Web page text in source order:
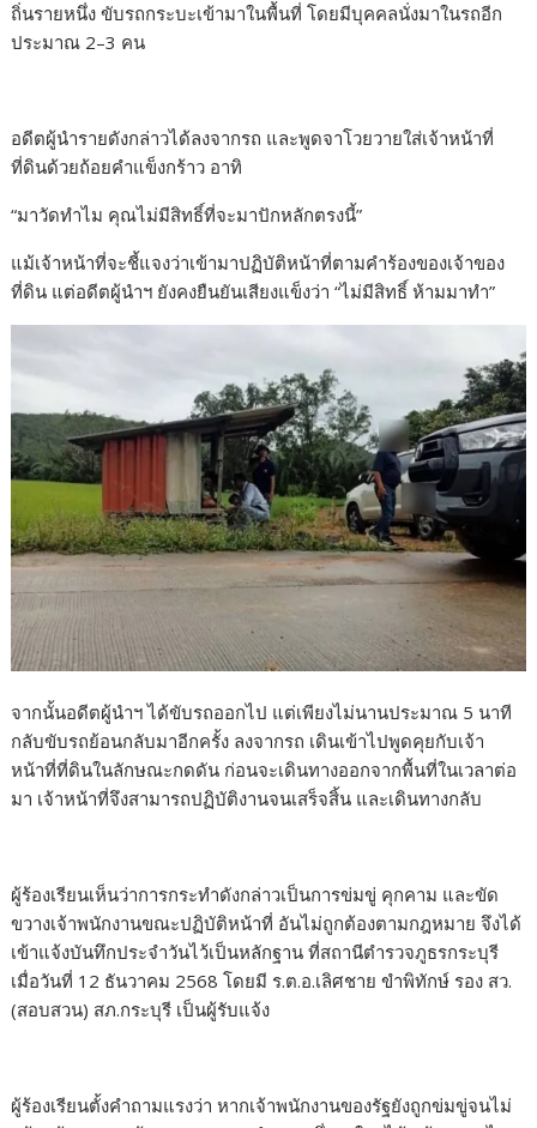
ถิ่นรายหนึ่ง ขับรถกระบะเข้ามาในพื้นที่ โดยมีบุคคลนั่งมาในรถอีก
ประมาณ 2–3 คน
อดีตผู้นำรายดังกล่าวได้ลงจากรถ และพูดจาโวยวายใส่เจ้าหน้าที่
ที่ดินด้วยถ้อยคำแข็งกร้าว อาทิ
“มาวัดทำไม คุณไม่มีสิทธิ์ที่จะมาปักหลักตรงนี้”
แม้เจ้าหน้าที่จะชี้แจงว่าเข้ามาปฏิบัติหน้าที่ตามคำร้องของเจ้าของ
ที่ดิน แต่อดีตผู้นำฯ ยังคงยืนยันเสียงแข็งว่า “ไม่มีสิทธิ์ ห้ามมาทำ”
จากนั้นอดีตผู้นำฯ ได้ขับรถออกไป แต่เพียงไม่นานประมาณ 5 นาที
กลับขับรถย้อนกลับมาอีกครั้ง ลงจากรถ เดินเข้าไปพูดคุยกับเจ้า
หน้าที่ที่ดินในลักษณะกดดัน ก่อนจะเดินทางออกจากพื้นที่ในเวลาต่อ
มา เจ้าหน้าที่จึงสามารถปฏิบัติงานจนเสร็จสิ้น และเดินทางกลับ
ผู้ร้องเรียนเห็นว่าการกระทำดังกล่าวเป็นการข่มขู่ คุกคาม และขัด
ขวางเจ้าพนักงานขณะปฏิบัติหน้าที่ อันไม่ถูกต้องตามกฎหมาย จึงได้
เข้าแจ้งบันทึกประจำวันไว้เป็นหลักฐาน ที่สถานีตำรวจภูธรกระบุรี
เมื่อวันที่ 12 ธันวาคม 2568 โดยมี ร.ต.อ.เลิศชาย ขำพิทักษ์ รอง สว.
(สอบสวน) สภ.กระบุรี เป็นผู้รับแจ้ง
ผู้ร้องเรียนตั้งคำถามแรงว่า หากเจ้าพนักงานของรัฐยังถูกข่มขู่จนไม่